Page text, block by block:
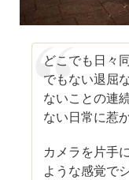
どこでも日々
でもない退屈
ないことの連
ない日常に惹
カメラを片手
ような感覚で